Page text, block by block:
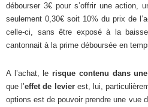
débourser 3€ pour s’offrir une action,
seulement 0,30€ soit 10% du prix de
celle-ci, sans être exposé à la
cantonnait à la prime déboursée en
A l’achat, lerisque contenu dans
que l’effet de levierest, lui,
options est de pouvoir prendre une vue